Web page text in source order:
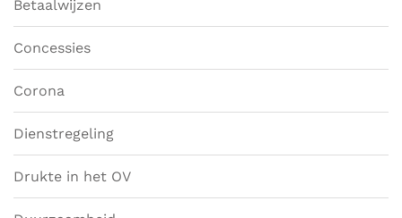
Betaalwijzen
Concessies
Corona
Dienstregeling
Drukte in het OV